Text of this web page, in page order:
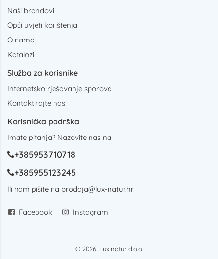
Naši brandovi
Opći uvjeti korištenja
O nama
Katalozi
Služba za korisnike
Internetsko rješavanje sporova
Kontaktirajte nas
Korisnička podrška
Imate pitanja? Nazovite nas na
+385953710718
+385955123245
Ili nam pišite na prodaja@lux-natur.hr
Facebook Instagram
© 2026. Lux natur d.o.o.